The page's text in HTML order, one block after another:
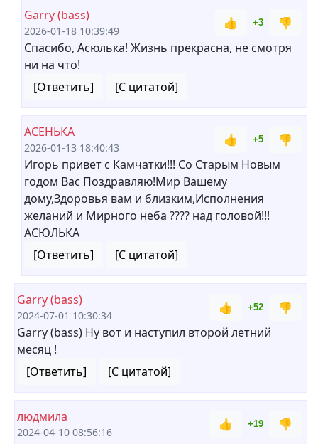
Garry (bass)
2026-01-18 10:39:49
👍 +3
👎
Спасибо, Асюлька! Жизнь прекрасна, не смотря
ни на что!
[Ответить]
[С цитатой]
АСЕНЬКА
2026-01-13 18:40:43
👍 +5
👎
Игорь привет с Камчатки!!! Со Старым Новым
годом Вас Поздравляю!Мир Вашему
дому,Здоровья вам и близким,Исполнения
желаний и Мирного неба ????️ над головой!!!
АСЮЛЬКА
[Ответить]
[С цитатой]
Garry (bass)
2024-07-01 10:30:34
👍 +52
👎
Garry (bass) Ну вот и наступил второй летний
месяц !
[Ответить]
[С цитатой]
людмила
2024-04-10 08:56:16
👍 +19
👎